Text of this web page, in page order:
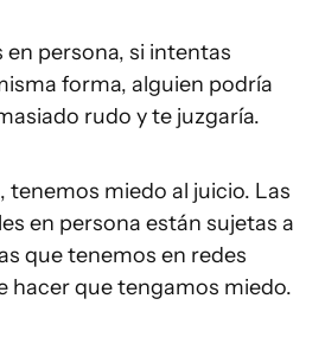
en persona, si intentas
forma, alguien podría
rudo y te juzgaría.
miedo al juicio. Las
en persona están sujetas a
que tenemos en redes
hacer que tengamos miedo.